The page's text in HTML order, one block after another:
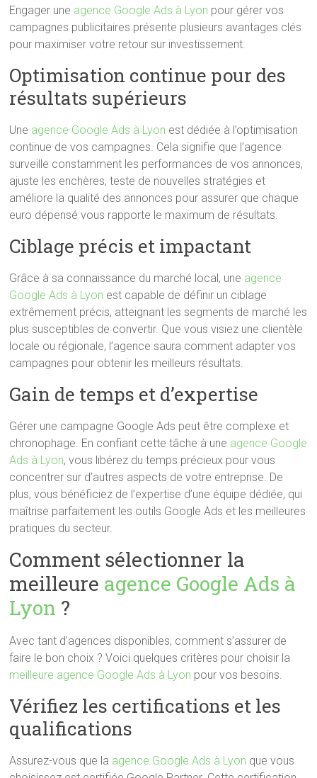
Engager une agence Google Ads à Lyon pour gérer vos
campagnes publicitaires présente plusieurs avantages clés
pour maximiser votre retour sur investissement.
Optimisation continue pour des
résultats supérieurs
Une agence Google Ads à Lyon est dédiée à l’optimisation
continue de vos campagnes. Cela signifie que l’agence
surveille constamment les performances de vos annonces,
ajuste les enchères, teste de nouvelles stratégies et
améliore la qualité des annonces pour assurer que chaque
euro dépensé vous rapporte le maximum de résultats.
Ciblage précis et impactant
Grâce à sa connaissance du marché local, une agence
Google Ads à Lyon est capable de définir un ciblage
extrêmement précis, atteignant les segments de marché les
plus susceptibles de convertir. Que vous visiez une clientèle
locale ou régionale, l’agence saura comment adapter vos
campagnes pour obtenir les meilleurs résultats.
Gain de temps et d’expertise
Gérer une campagne Google Ads peut être complexe et
chronophage. En confiant cette tâche à une agence Google
Ads à Lyon, vous libérez du temps précieux pour vous
concentrer sur d’autres aspects de votre entreprise. De
plus, vous bénéficiez de l’expertise d’une équipe dédiée, qui
maîtrise parfaitement les outils Google Ads et les meilleures
pratiques du secteur.
Comment sélectionner la
meilleure agence Google Ads à
Lyon ?
Avec tant d’agences disponibles, comment s’assurer de
faire le bon choix ? Voici quelques critères pour choisir la
meilleure agence Google Ads à Lyon pour vos besoins.
Vérifiez les certifications et les
qualifications
Assurez-vous que la agence Google Ads à Lyon que vous